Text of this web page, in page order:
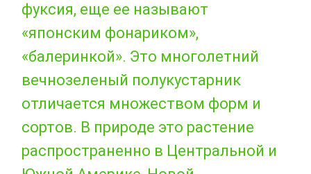
фуксия, еще ее называют
«японским фонариком»,
«балеринкой». Это многолетний
вечнозеленый полукустарник
отличается множеством форм и
сортов. В природе это растение
распространенно в Центральной и